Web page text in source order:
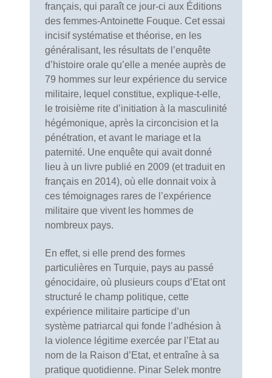
français, qui paraît ce jour-ci aux Éditions
des femmes-Antoinette Fouque. Cet essai
incisif systématise et théorise, en les
généralisant, les résultats de l’enquête
d’histoire orale qu’elle a menée auprès de
79 hommes sur leur expérience du service
militaire, lequel constitue, explique-t-elle,
le troisième rite d’initiation à la masculinité
hégémonique, après la circoncision et la
pénétration, et avant le mariage et la
paternité. Une enquête qui avait donné
lieu à un livre publié en 2009 (et traduit en
français en 2014), où elle donnait voix à
ces témoignages rares de l’expérience
militaire que vivent les hommes de
nombreux pays.
En effet, si elle prend des formes
particulières en Turquie, pays au passé
génocidaire, où plusieurs coups d’Etat ont
structuré le champ politique, cette
expérience militaire participe d’un
système patriarcal qui fonde l’adhésion à
la violence légitime exercée par l’Etat au
nom de la Raison d’Etat, et entraîne à sa
pratique quotidienne. Pinar Selek montre